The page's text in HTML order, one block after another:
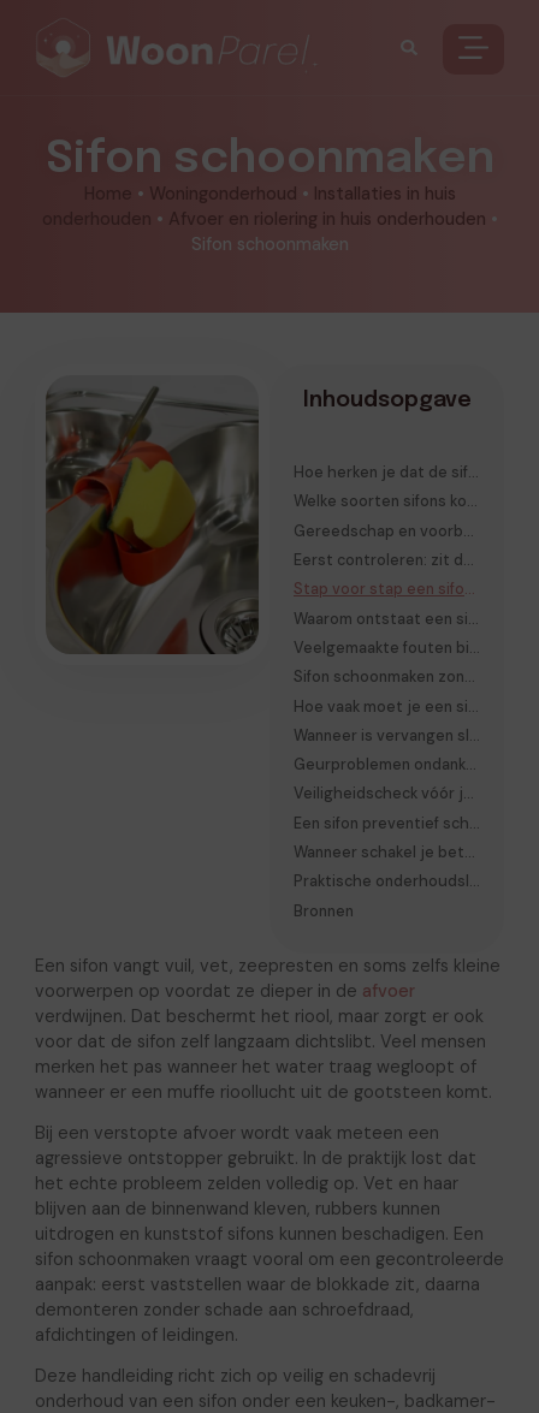
Sifon schoonmaken
Home • Woningonderhoud • Installaties in huis
onderhouden • Afvoer en riolering in huis onderhouden •
Sifon schoonmaken
Inhoudsopgave
Hoe herken je dat de sifon vervuild of gedeeltelijk verstopt is?
Welke soorten sifons kom je in Nederlandse woningen tegen?
Gereedschap en voorbereiding
Eerst controleren: zit de verstopping echt in de sifon?
Stap voor stap een sifon schoonmaken
Waarom ontstaat een sifonverstopping eigenlijk?
Veelgemaakte fouten bij het schoonmaken van een sifon
Sifon schoonmaken zonder demonteren: werkt dat?
Hoe vaak moet je een sifon schoonmaken?
Wanneer is vervangen slimmer dan schoonmaken?
Geurproblemen ondanks een schone sifon
Veiligheidscheck vóór je begint
Een sifon preventief schoon houden
Wanneer schakel je beter een vakman in?
Praktische onderhoudslogica: eerst begrijpen, daarna reinigen
Bronnen
Een sifon vangt vuil, vet, zeepresten en soms zelfs kleine
voorwerpen op voordat ze dieper in de afvoer
verdwijnen. Dat beschermt het riool, maar zorgt er ook
voor dat de sifon zelf langzaam dichtslibt. Veel mensen
merken het pas wanneer het water traag wegloopt of
wanneer er een muffe rioollucht uit de gootsteen komt.
Bij een verstopte afvoer wordt vaak meteen een
agressieve ontstopper gebruikt. In de praktijk lost dat
het echte probleem zelden volledig op. Vet en haar
blijven aan de binnenwand kleven, rubbers kunnen
uitdrogen en kunststof sifons kunnen beschadigen. Een
sifon schoonmaken vraagt vooral om een gecontroleerde
aanpak: eerst vaststellen waar de blokkade zit, daarna
demonteren zonder schade aan schroefdraad,
afdichtingen of leidingen.
Deze handleiding richt zich op veilig en schadevrij
onderhoud van een sifon onder een keuken-, badkamer-